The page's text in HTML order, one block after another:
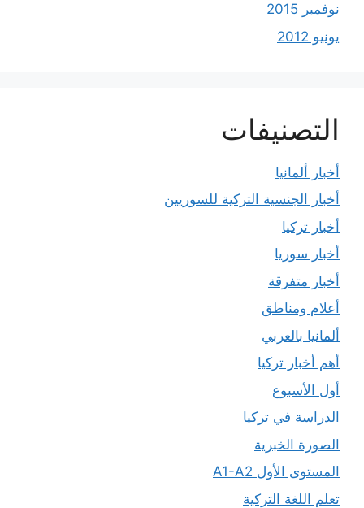
نوفمبر 2015
يونيو 2012
التصنيفات
أخبار ألمانيا
أخبار الجنسية التركية للسوريين
أخبار تركيا
أخبار سوريا
أخبار متفرقة
أعلام ومناطق
ألمانيا بالعربي
أهم أخبار تركيا
أول الأسبوع
الدراسة في تركيا
الصورة الخبرية
المستوى الأول A1-A2
تعلم اللغة التركية